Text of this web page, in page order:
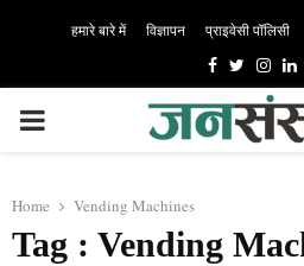
हमारे बारे में विज्ञापन प्राइवेसी पॉलिसी
Facebook
Twitter
PRIMARY
Home Vending Machines
Tag : Vending